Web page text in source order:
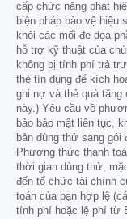
cấp chức năng phát
biện pháp bảo vệ hiệu
khỏi các mối đe dọa
hỗ trợ kỹ thuật của
không bị tính phí trả
thẻ tín dụng để kích
ghi nợ và thẻ quà tặng
này.) Yêu cầu về
bảo bảo mật liên tục,
bản dùng thử sang gói
Phương thức thanh
thời gian dùng thử,
đến tổ chức tài chính
toán của bạn hợp lệ
tính phí hoặc lệ phí từ